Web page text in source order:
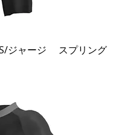
ジャージ スプリング